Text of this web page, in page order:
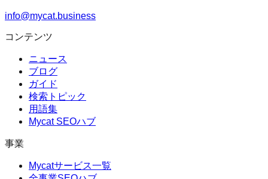
info@mycat.business
コンテンツ
ニュース
ブログ
ガイド
検索トピック
用語集
Mycat SEOハブ
事業
Mycatサービス一覧